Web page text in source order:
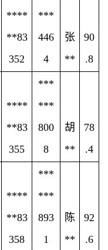
****
**83
352
***
446
4
张
**
90
.8
****
**83
355
***
***
800
8
胡
**
78
.4
****
**83
358
***
***
893
1
陈
**
92
.6